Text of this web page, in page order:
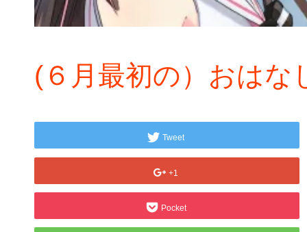
(６月最初の）おはな
Tweet
+1
Pocket